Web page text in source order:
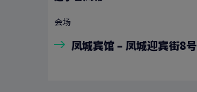
会场
凤城宾馆 – 凤城迎宾街8号